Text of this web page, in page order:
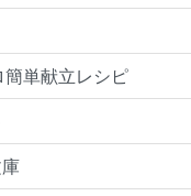
単献立レシピ